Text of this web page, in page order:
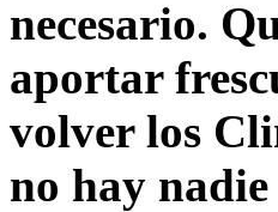
necesario.
aportar
volver los
no hay nadie